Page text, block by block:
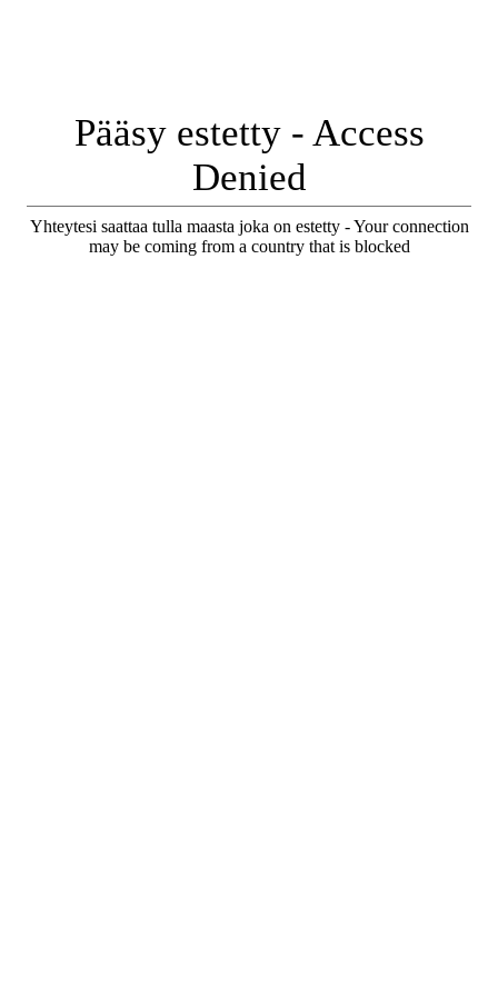
Pääsy estetty - Access
Denied
Yhteytesi saattaa tulla maasta joka on estetty - Your connection
may be coming from a country that is blocked